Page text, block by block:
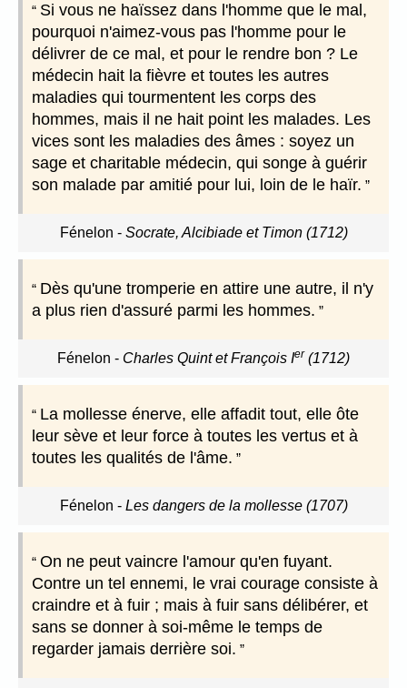
Si vous ne haïssez dans l'homme que le mal,
pourquoi n'aimez-vous pas l'homme pour le
délivrer de ce mal, et pour le rendre bon ? Le
médecin hait la fièvre et toutes les autres
maladies qui tourmentent les corps des
hommes, mais il ne hait point les malades. Les
vices sont les maladies des âmes : soyez un
sage et charitable médecin, qui songe à guérir
son malade par amitié pour lui, loin de le haïr.
Fénelon - Socrate, Alcibiade et Timon (1712)
Dès qu'une tromperie en attire une autre, il n'y
a plus rien d'assuré parmi les hommes.
Fénelon - Charles Quint et François Ier (1712)
La mollesse énerve, elle affadit tout, elle ôte
leur sève et leur force à toutes les vertus et à
toutes les qualités de l'âme.
Fénelon - Les dangers de la mollesse (1707)
On ne peut vaincre l'amour qu'en fuyant.
Contre un tel ennemi, le vrai courage consiste à
craindre et à fuir ; mais à fuir sans délibérer, et
sans se donner à soi-même le temps de
regarder jamais derrière soi.